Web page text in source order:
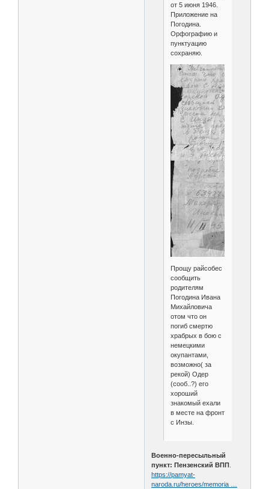
от 5 июня 1946.
Приложение на
Погодина.
Орфографию и
пунктуацию
сохраняю.
Прощу райсобес
сообщить
родителям
Погодина Ивана
Михайловича
отом что он
погиб смертю
храбрых в бою с
немецкими
окупантами,
возможно( за
рекой) Одер
(сооб..?) его
хороший
знакомый ехали
в месте на фронт
с Инзы.
Военно-пересыльный
пункт: Пензенский ВПП
https://pamyat-
naroda.ru/heroes/memoria …